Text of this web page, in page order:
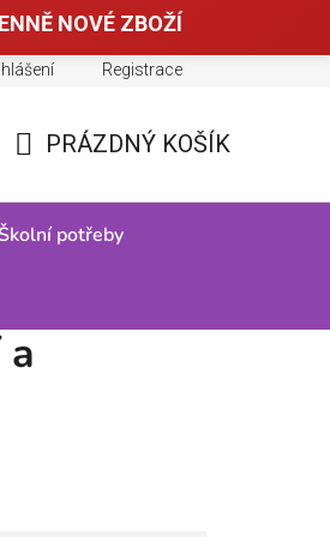
NOVÉ ZBOŽÍ
velikostíRegistrace
KOŠÍK
PRÁZDNÝ KOŠÍK
potřeby